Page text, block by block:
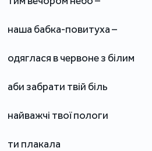
наша бабка-повитуха –
одяглася в червоне з білим
аби забрати твій біль
найважчі твої пологи
ти плакала